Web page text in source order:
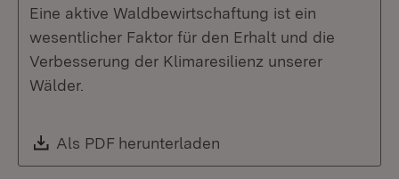
Eine aktive Waldbewirtschaftung ist ein
wesentlicher Faktor für den Erhalt und die
Verbesserung der Klimaresilienz unserer
Wälder.
Download:
Als PDF herunterladen